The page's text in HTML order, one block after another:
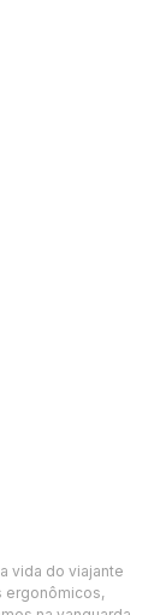
vida do viajante
ergonômicos,